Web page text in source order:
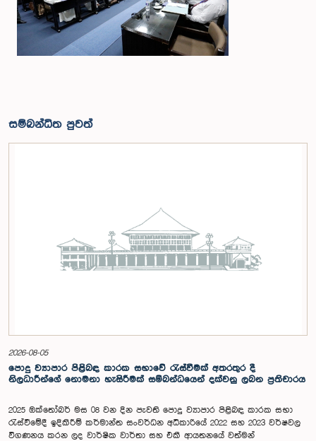
සම්බන්ධිත පුවත්
2026-08-05
පොදු ව්‍යාපාර පිළිබඳ කාරක සභාවේ රැස්වීමක් අතරතුර දී
නිලධාරීන්ගේ නොමනා හැසිරීමක් සම්බන්ධයෙන් දක්වනු ලබන ප්‍රතිචාරය
2025 ඔක්තෝබර් මස 08 වන දින පැවති පොදු ව්‍යාපාර පිළිබඳ කාරක සභා
රැස්වීමේදී ඉදිකිරීම් කර්මාන්ත සංවර්ධන අධිකාරියේ 2022 සහ 2023 වර්ෂවල
විගණනය කරන ලද වාර්ෂික වාර්තා සහ එකී ආයතනයේ වත්මන්